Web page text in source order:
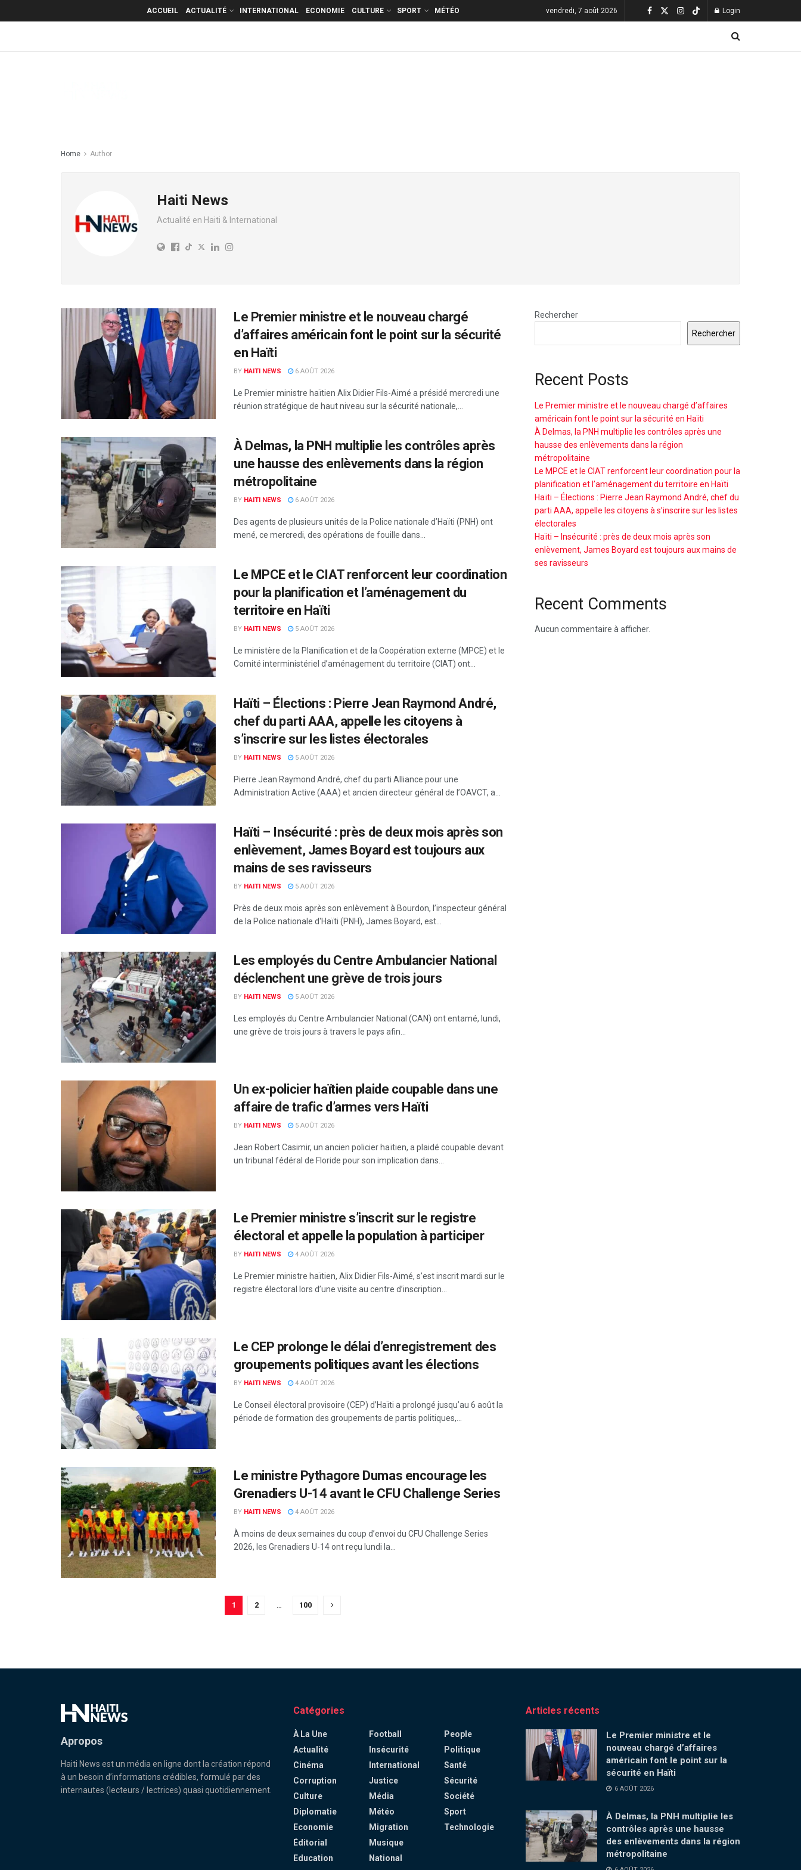
ACCUEIL ACTUALITÉ INTERNATIONAL ECONOMIE CULTURE SPORT MÉTÉO vendredi, 7 août 2026 Login
Home Author
Haiti News
Actualité en Haiti & International
Le Premier ministre et le nouveau chargé
d’affaires américain font le point sur la sécurité
en Haïti
BY HAITI NEWS 6 AOÛT 2026
Le Premier ministre haïtien Alix Didier Fils-Aimé a présidé mercredi une
réunion stratégique de haut niveau sur la sécurité nationale,...
À Delmas, la PNH multiplie les contrôles après
une hausse des enlèvements dans la région
métropolitaine
BY HAITI NEWS 6 AOÛT 2026
Des agents de plusieurs unités de la Police nationale d’Haïti (PNH) ont
mené, ce mercredi, des opérations de fouille dans...
Le MPCE et le CIAT renforcent leur coordination
pour la planification et l’aménagement du
territoire en Haïti
BY HAITI NEWS 5 AOÛT 2026
Le ministère de la Planification et de la Coopération externe (MPCE) et le
Comité interministériel d’aménagement du territoire (CIAT) ont...
Haïti – Élections : Pierre Jean Raymond André,
chef du parti AAA, appelle les citoyens à
s’inscrire sur les listes électorales
BY HAITI NEWS 5 AOÛT 2026
Pierre Jean Raymond André, chef du parti Alliance pour une
Administration Active (AAA) et ancien directeur général de l’OAVCT, a...
Haïti – Insécurité : près de deux mois après son
enlèvement, James Boyard est toujours aux
mains de ses ravisseurs
BY HAITI NEWS 5 AOÛT 2026
Près de deux mois après son enlèvement à Bourdon, l’inspecteur général
de la Police nationale d'Haïti (PNH), James Boyard, est...
Les employés du Centre Ambulancier National
déclenchent une grève de trois jours
BY HAITI NEWS 5 AOÛT 2026
Les employés du Centre Ambulancier National (CAN) ont entamé, lundi,
une grève de trois jours à travers le pays afin...
Un ex-policier haïtien plaide coupable dans une
affaire de trafic d’armes vers Haïti
BY HAITI NEWS 5 AOÛT 2026
Jean Robert Casimir, un ancien policier haïtien, a plaidé coupable devant
un tribunal fédéral de Floride pour son implication dans...
Le Premier ministre s’inscrit sur le registre
électoral et appelle la population à participer
BY HAITI NEWS 4 AOÛT 2026
Le Premier ministre haïtien, Alix Didier Fils-Aimé, s’est inscrit mardi sur le
registre électoral lors d’une visite au centre d’inscription...
Le CEP prolonge le délai d’enregistrement des
groupements politiques avant les élections
BY HAITI NEWS 4 AOÛT 2026
Le Conseil électoral provisoire (CEP) d’Haïti a prolongé jusqu’au 6 août la
période de formation des groupements de partis politiques,...
Le ministre Pythagore Dumas encourage les
Grenadiers U-14 avant le CFU Challenge Series
BY HAITI NEWS 4 AOÛT 2026
À moins de deux semaines du coup d’envoi du CFU Challenge Series
2026, les Grenadiers U-14 ont reçu lundi la...
1 2 100
Rechercher
Rechercher
Recent Posts
Le Premier ministre et le nouveau chargé d’affaires
américain font le point sur la sécurité en Haïti
À Delmas, la PNH multiplie les contrôles après une
hausse des enlèvements dans la région
métropolitaine
Le MPCE et le CIAT renforcent leur coordination pour la
planification et l’aménagement du territoire en Haïti
Haïti – Élections : Pierre Jean Raymond André, chef du
parti AAA, appelle les citoyens à s’inscrire sur les listes
électorales
Haïti – Insécurité : près de deux mois après son
enlèvement, James Boyard est toujours aux mains de
ses ravisseurs
Recent Comments
Aucun commentaire à afficher.
Apropos
Haiti News est un média en ligne dont la création répond
à un besoin d’informations crédibles, formulé par des
internautes (lecteurs / lectrices) quasi quotidiennement.
Catégories
À La Une
Actualité
Cinéma
Corruption
Culture
Diplomatie
Economie
Éditorial
Education
Football
Insécurité
International
Justice
Média
Météo
Migration
Musique
National
People
Politique
Santé
Sécurité
Société
Sport
Technologie
Articles récents
Le Premier ministre et le
nouveau chargé d’affaires
américain font le point sur la
sécurité en Haïti
6 AOÛT 2026
À Delmas, la PNH multiplie les
contrôles après une hausse
des enlèvements dans la région
métropolitaine